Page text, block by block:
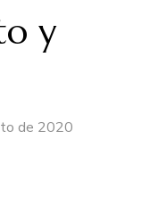
y
de 2020